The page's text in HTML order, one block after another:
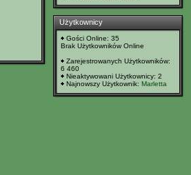
Użytkownicy
Gości Online: 35
Brak Użytkowników Online
Zarejestrowanych Użytkowników:
6 460
Nieaktywowani Użytkownicy: 2
Najnowszy Użytkownik: Marletta